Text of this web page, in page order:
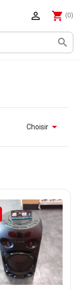

shopping_cart (0)

Choisir